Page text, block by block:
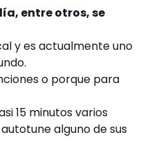
entre otros, se
y es actualmente uno
o porque para
15 minutos varios
alguno de sus